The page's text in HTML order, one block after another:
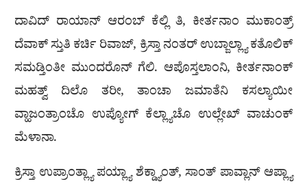
ದಾವಿದ್ ರಾಯಾನ್ ಆರಂಬ್ ಕೆಲ್ಲಿ ತಿ, ಕೀರ್ತನಾಂ ಮುಕಾಂತ್ರ್
ದೆವಾಕ್ ಸ್ತುತಿ ಕರ್ಚಿ ರಿವಾಜ್, ಕ್ರಿಸ್ತಾ ನಂತರ್ ಉಬ್ಜಾಲ್ಲ್ಯಾ ಕತೊಲಿಕ್
ಸಮಡ್ತಿಂತೀ ಮುಂದರೊನ್ ಗೆಲಿ. ಆಪೊಸ್ತಲಾಂನಿ, ಕೀರ್ತನಾಂಕ್
ಮಹತ್ವ್ ದಿಲೊ ತರೀ, ತಾಂಚಾ ಜಮಾತೆನಿ ಕಸಲ್ಯಾಯೀ
ವ್ಹಾಜಂತ್ರಾಂಚೊ ಉಪ್ಯೋಗ್ ಕೆಲ್ಲ್ಯಾಚೊ ಉಲ್ಲೇಖ್ ವಾಚುಂಕ್
ಮೆಳಾನಾ.
ಕ್ರಿಸ್ತಾ ಉಪ್ರಾಂತ್ಲ್ಯಾ ಪಯ್ಲ್ಯಾ ಶೆಕ್ಡ್ಯಾಂತ್, ಸಾಂತ್ ಪಾವ್ಲಾನ್ ಆಪ್ಲ್ಯಾ